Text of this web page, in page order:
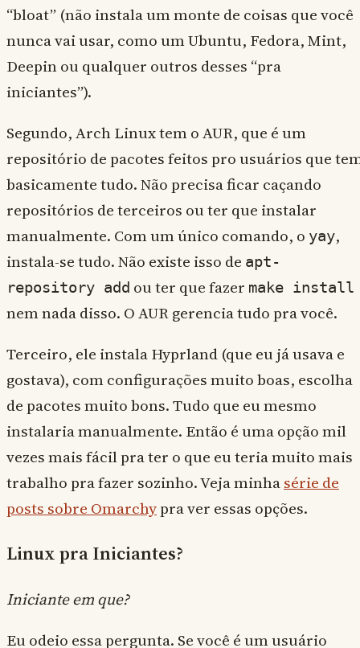
“bloat” (não instala um monte de coisas que você
nunca vai usar, como um Ubuntu, Fedora, Mint,
Deepin ou qualquer outros desses “pra
iniciantes”).
Segundo, Arch Linux tem o AUR, que é um
repositório de pacotes feitos pro usuários que
basicamente tudo. Não precisa ficar caçando
repositórios de terceiros ou ter que instalar
manualmente. Com um único comando, o yay,
instala-se tudo. Não existe isso de apt-
repository add ou ter que fazer make install
nem nada disso. O AUR gerencia tudo pra você.
Terceiro, ele instala Hyprland (que eu já usava e
gostava), com configurações muito boas, escolha
de pacotes muito bons. Tudo que eu mesmo
instalaria manualmente. Então é uma opção mil
vezes mais fácil pra ter o que eu teria muito mais
trabalho pra fazer sozinho. Veja minhasérie de
posts sobre Omarchypra ver essas opções.
Linux pra Iniciantes?
Iniciante em que?
Eu odeio essa pergunta. Se você é um usuário